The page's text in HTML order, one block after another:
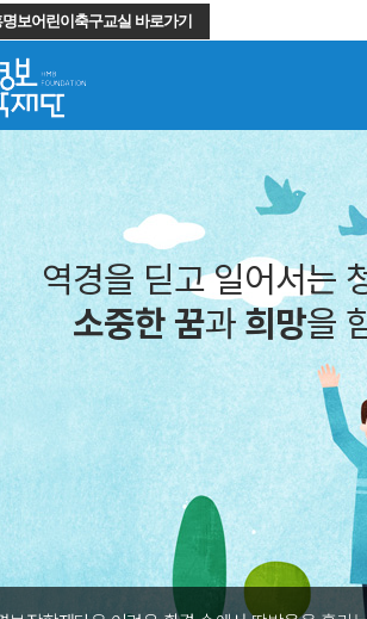
명보어린이축구교실 바로가기
역경을 딛고 일어서는
소중한 꿈과희망을